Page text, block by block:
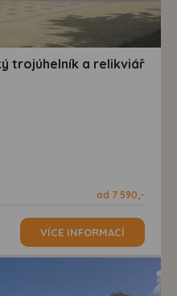
trojúhelník a relikviář
od 7 590,-
VÍCE INFORMACÍ